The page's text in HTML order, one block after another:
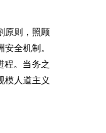
原则，照顾
全机制。
程。当务之
模人道主义